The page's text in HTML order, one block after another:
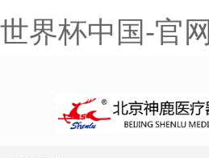
世界杯中国-官网